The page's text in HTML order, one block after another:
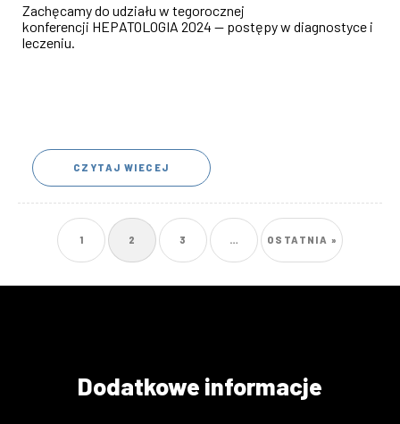
Zachęcamy do udziału w tegorocznej
konferencji HEPATOLOGIA 2024 — postępy w diagnostyce i
leczeniu.
CZYTAJ WIECEJ
Stronicowanie
STRONA
1 BIEŻĄCA
2 STRONA
3 … OSTATNIA
OSTATNIA »
Dodatkowe informacje